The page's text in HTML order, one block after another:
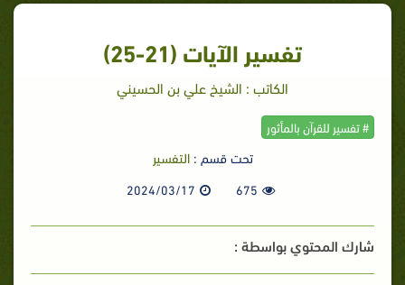
تفسير الآيات (21-25)
الكاتب : الشيخ علي بن الحسيني
# تفسير للقرآن بالمأثور
تحت قسم :التفسير
675
2024/03/17
شارك المحتوي بواسطة :